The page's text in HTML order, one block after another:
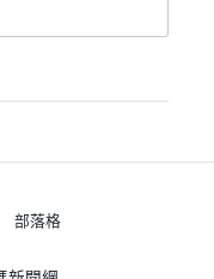
部落格